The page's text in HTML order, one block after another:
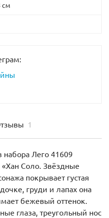
см
1
набора Лего 41609
Соло. Звёздные
покрывает густая
груди и лапах она
бежевый оттенок.
глаза, треугольный нос